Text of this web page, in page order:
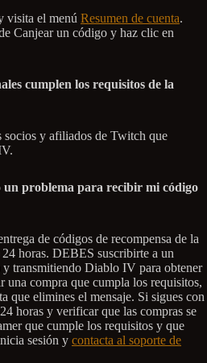
visita el menú Resumen de cuenta.
Canjear un código y haz clic en
cumplen los requisitos de la
socios y afiliados de Twitch que
un problema para recibir mi código
de códigos de recompensa de la
24 horas. DEBES suscribirte a un
y transmitiendo Diablo IV para obtener
una compra que cumpla los requisitos,
que elimines el mensaje. Si sigues con
horas y verificar que las compras se
que cumple los requisitos y que
sesión y contacta al soporte de